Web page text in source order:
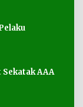
AAA